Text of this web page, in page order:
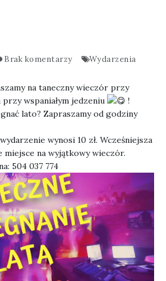
Brak komentarzy Wydarzenia
na taneczny wieczór przy
przy wspaniałym jedzeniu
!
lato? Zapraszamy od godziny
wynosi 10 zł. Wcześniejsza
na wyjątkowy wieczór.
504 037 774